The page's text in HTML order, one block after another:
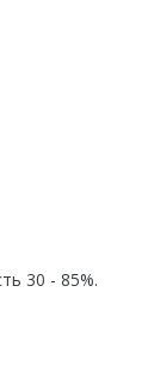
30 - 85%.